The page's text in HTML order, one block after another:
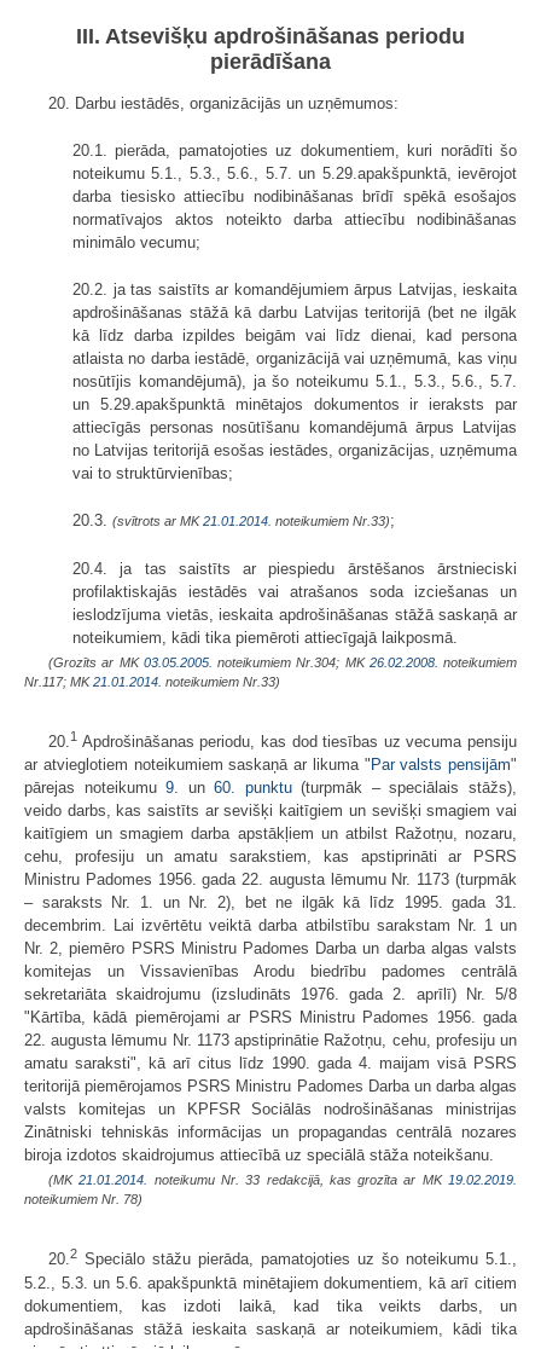
III. Atsevišķu apdrošināšanas periodu
pierādīšana
20. Darbu iestādēs, organizācijās un uzņēmumos:
20.1. pierāda, pamatojoties uz dokumentiem, kuri norādīti šo
noteikumu 5.1., 5.3., 5.6., 5.7. un 5.29.apakšpunktā, ievērojot
darba tiesisko attiecību nodibināšanas brīdī spēkā esošajos
normatīvajos aktos noteikto darba attiecību nodibināšanas
minimālo vecumu;
20.2. ja tas saistīts ar komandējumiem ārpus Latvijas, ieskaita
apdrošinā­šanas stāžā kā darbu Latvijas teritorijā (bet ne ilgāk
kā līdz darba izpildes beigām vai līdz dienai, kad persona
atlaista no darba iestādē, organizācijā vai uzņēmumā, kas viņu
nosūtījis komandējumā), ja šo noteikumu 5.1., 5.3., 5.6., 5.7.
un 5.29.apakšpunktā minētajos dokumentos ir ieraksts par
attiecīgās personas nosūtīšanu komandējumā ārpus Latvijas
no Latvijas teritorijā esošas iestādes, organizācijas, uzņēmuma
vai to struktūrvienības;
20.3. (svītrots ar MK21.01.2014. noteikumiem Nr.33);
20.4. ja tas saistīts ar piespiedu ārstēšanos ārstnieciski
profilaktiskajās iestādēs vai atrašanos soda izciešanas un
ieslodzījuma vietās, ieskaita apdrošināšanas stāžā saskaņā ar
noteikumiem, kādi tika piemēroti attiecīgajā laikposmā.
(Grozīts ar MK 03.05.2005. noteikumiem Nr.304; MK 26.02.2008. noteikumiem
Nr.117; MK21.01.2014. noteikumiem Nr.33)
20.1 Apdrošināšanas periodu, kas dod tiesības uz vecuma pensiju
ar atvieglotiem noteikumiem saskaņā ar likuma " Par valsts pensijām"
pārejas noteikumu9. un60. punktu(turpmāk – speciālais stāžs),
veido darbs, kas saistīts ar sevišķi kaitīgiem un sevišķi smagiem vai
kaitīgiem un smagiem darba apstākļiem un atbilst Ražotņu, nozaru,
cehu, profesiju un amatu sarakstiem, kas apstiprināti ar PSRS
Ministru Padomes 1956. gada 22. augusta lēmumu Nr. 1173 (turpmāk
– saraksts Nr. 1. un Nr. 2), bet ne ilgāk kā līdz 1995. gada 31.
decembrim. Lai izvērtētu veiktā darba atbilstību sarakstam Nr. 1 un
Nr. 2, piemēro PSRS Ministru Padomes Darba un darba algas valsts
komitejas un Vissavienības Arodu biedrību padomes centrālā
sekretariāta skaidrojumu (izsludināts 1976. gada 2. aprīlī) Nr. 5/8
"Kārtība, kādā piemērojami ar PSRS Ministru Padomes 1956. gada
22. augusta lēmumu Nr. 1173 apstiprinātie Ražotņu, cehu, profesiju un
amatu saraksti", kā arī citus līdz 1990. gada 4. maijam visā PSRS
teritorijā piemērojamos PSRS Ministru Padomes Darba un darba algas
valsts komitejas un KPFSR Sociālās nodrošināšanas ministrijas
Zinātniski tehniskās informācijas un propagandas centrālā nozares
biroja izdotos skaidrojumus attiecībā uz speciālā stāža noteikšanu.
(MK21.01.2014. noteikumu Nr. 33 redakcijā, kas grozīta ar MK 19.02.2019.
noteikumiem Nr. 78)
20.2 Speciālo stāžu pierāda, pamatojoties uz šo noteikumu 5.1.,
5.2., 5.3. un 5.6. apakšpunktā minētajiem dokumentiem, kā arī citiem
dokumentiem, kas izdoti laikā, kad tika veikts darbs, un
apdrošināšanas stāžā ieskaita saskaņā ar noteikumiem, kādi tika